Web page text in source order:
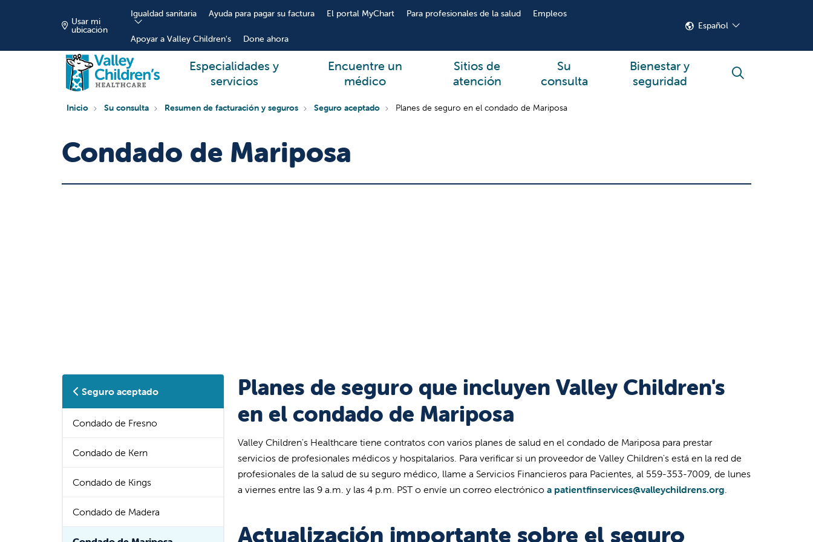
Usar mi
ubicación
Igualdad sanitaria Ayuda para pagar su factura El portal MyChart Para profesionales de la salud Empleos
Apoyar a Valley Children's Done ahora
Español
Especialidades y
servicios
Encuentre un
médico
Sitios de
atención
Su
consulta
Bienestar y
seguridad
buscar
Inicio Su consulta Resumen de facturación y seguros Seguro aceptado Planes de seguro en el condado de Mariposa
Condado de Mariposa
Seguro aceptado
Condado de Fresno
Condado de Kern
Condado de Kings
Condado de Madera
Planes de seguro que incluyen Valley Children's
en el condado de Mariposa
Valley Children's Healthcare tiene contratos con varios planes de salud en el condado de Mariposa para prestar
servicios de profesionales médicos y hospitalarios. Para verificar si un proveedor de Valley Children's está en la red de
profesionales de la salud de su seguro médico, llame a Servicios Financieros para Pacientes, al 559-353-7009, de lunes
a viernes entre las 9 a.m. y las 4 p.m. PST o envíe un correo electrónico a patientfinservices@valleychildrens.org
Actualización importante sobre el seguro